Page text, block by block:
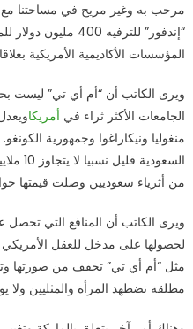
مرحب به وغير مريح في مساحتنا
“إندفور” للترفيه
المؤسسات الأكاديمية الأمريكية
ويرى الكاتب أن “أم أي تي” ليست
الجامعات الأكثر ثراء في أمريكا
منغوليا ونيكاراغوا وجمهورية
من أثرياء سعوديين وصلت قيمتها حوالي 43 مليون
ويرى الكاتب أن المنافع التي تحصل
لحصولها على مدخل للعقل
مثل “أم أي تي” تخفف من صورتها
مطلقة تضطهد المرأة والمثليين ولا